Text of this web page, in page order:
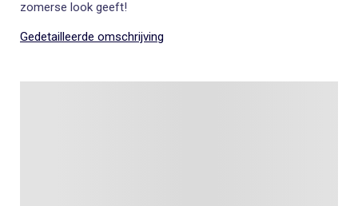
zomerse look geeft!
Gedetailleerde omschrijving